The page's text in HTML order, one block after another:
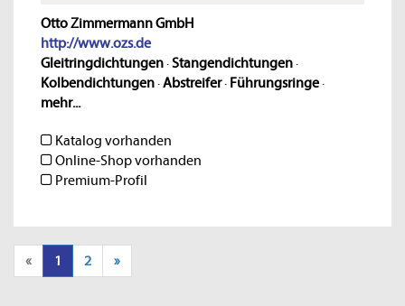
Otto Zimmermann GmbH
http://www.ozs.de
Gleitringdichtungen·Stangendichtungen·
Kolbendichtungen·Abstreifer· Führungsringe·
mehr...
Katalog vorhanden
Online-Shop vorhanden
Premium-Profil
« 1 2 »